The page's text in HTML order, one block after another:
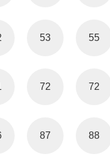
53 55
72 72
87 88